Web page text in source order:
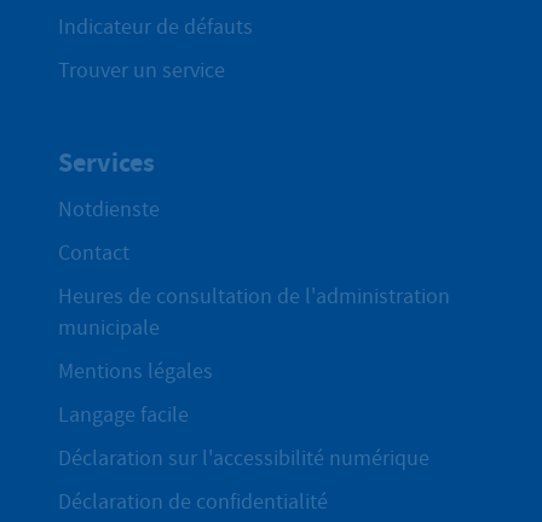
Indicateur de défauts
Trouver un service
Services
Notdienste
Contact
Heures de consultation de l'administration
municipale
Mentions légales
Langage facile
Déclaration sur l'accessibilité numérique
Déclaration de confidentialité